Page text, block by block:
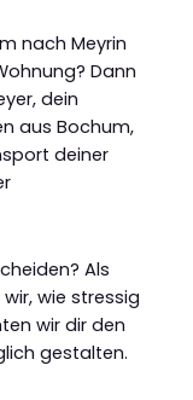
nach Meyrin
Dann
dein
aus Bochum,
deiner
Als
wie stressig
wir dir den
gestalten.